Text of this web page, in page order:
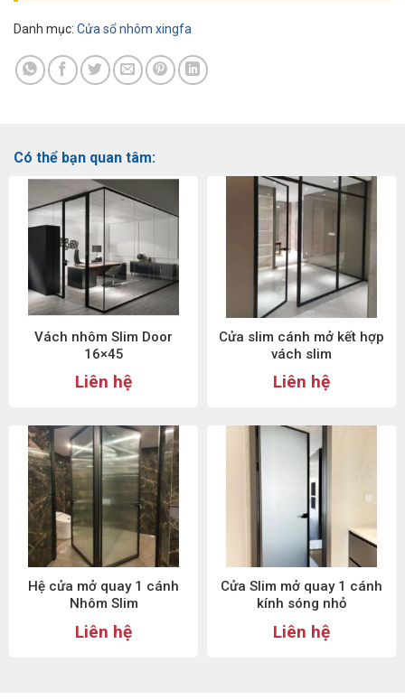
Danh mục: Cửa sổ nhôm xingfa
Có thể bạn quan tâm:
Vách nhôm Slim Door
16×45
Liên hệ
Cửa slim cánh mở kết hợp
vách slim
Liên hệ
Hệ cửa mở quay 1 cánh
Nhôm Slim
Liên hệ
Cửa Slim mở quay 1 cánh
kính sóng nhỏ
Liên hệ